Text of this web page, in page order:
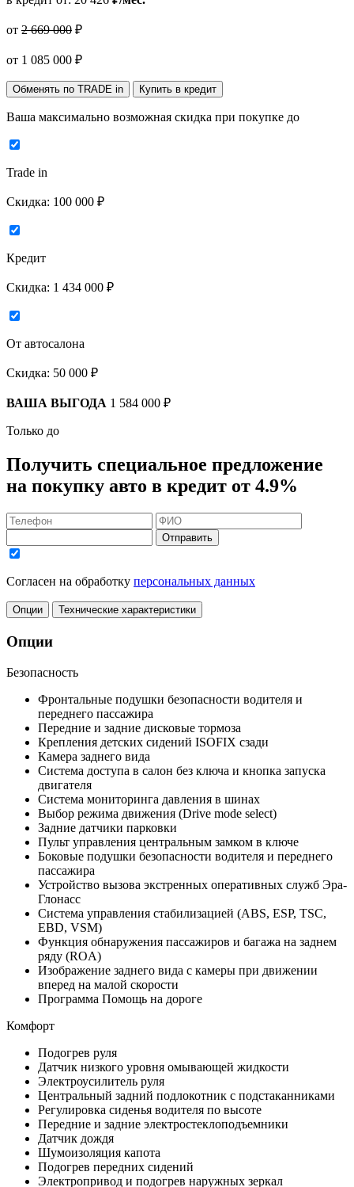
от 2 669 000 ₽
от 1 085 000 ₽
Обменять по TRADE in Купить в кредит
Ваша максимально возможная скидка при покупке до
Trade in
Скидка: 100 000 ₽
Кредит
Скидка: 1 434 000 ₽
От автосалона
Скидка: 50 000 ₽
ВАША ВЫГОДА 1 584 000 ₽
Только до
Получить специальное предложение
на покупку авто в кредит от 4.9%
Отправить
Согласен на обработку персональных данных
Опции Технические характеристики
Опции
Безопасность
Фронтальные подушки безопасности водителя и
переднего пассажира
Передние и задние дисковые тормоза
Крепления детских сидений ISOFIX сзади
Камера заднего вида
Система доступа в салон без ключа и кнопка запуска
двигателя
Система мониторинга давления в шинах
Выбор режима движения (Drive mode select)
Задние датчики парковки
Пульт управления центральным замком в ключе
Боковые подушки безопасности водителя и переднего
пассажира
Устройство вызова экстренных оперативных служб Эра-
Глонасс
Система управления стабилизацией (ABS, ESP, TSC,
EBD, VSM)
Функция обнаружения пассажиров и багажа на заднем
ряду (ROA)
Изображение заднего вида с камеры при движении
вперед на малой скорости
Программа Помощь на дороге
Комфорт
Подогрев руля
Датчик низкого уровня омывающей жидкости
Электроусилитель руля
Центральный задний подлокотник с подстаканниками
Регулировка сиденья водителя по высоте
Передние и задние электростеклоподъемники
Датчик дождя
Шумоизоляция капота
Подогрев передних сидений
Электропривод и подогрев наружных зеркал